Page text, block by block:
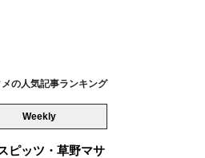
メの人気記事ランキング
Weekly
ピッツ・草野マサ